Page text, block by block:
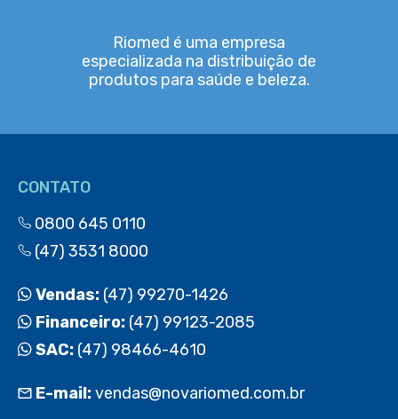
Riomed é uma empresa
especializada na distribuição de
produtos para saúde e beleza.
CONTATO
0800 645 0110
(47) 3531 8000
Vendas: (47) 99270-1426
Financeiro: (47) 99123-2085
SAC: (47) 98466-4610
E-mail:vendas@novariomed.com.br